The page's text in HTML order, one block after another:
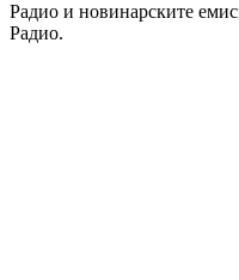
Радио и новинарските
Радио.